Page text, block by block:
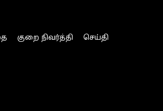
குறை நிவர்த்தி
செய்தி